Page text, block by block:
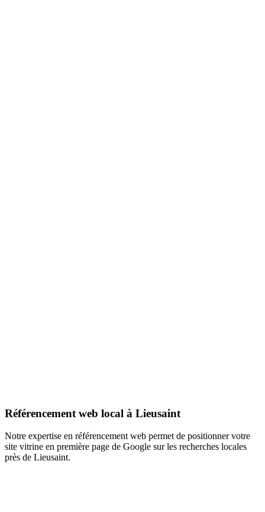
Référencement web local à Lieusaint
Notre expertise en référencement web permet de positionner votre
site vitrine en première page de Google sur les recherches locales
près de Lieusaint.